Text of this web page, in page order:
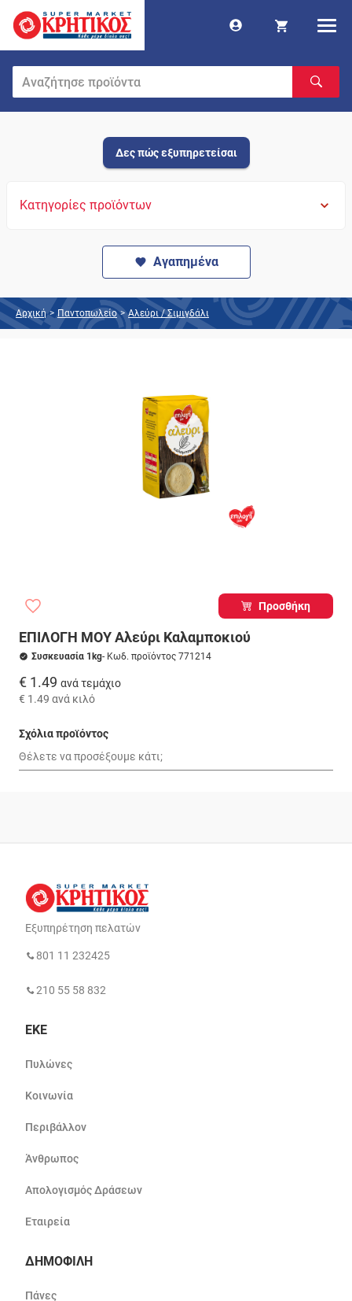
Δες πώς εξυπηρετείσαι
Κατηγορίες προϊόντων
Αγαπημένα
Αρχική > Παντοπωλείο > Αλεύρι / Σιμιγδάλι
Προσθήκη
ΕΠΙΛΟΓΗ ΜΟΥ Αλεύρι Καλαμποκιού
Συσκευασία 1kg- Κωδ. προϊόντος 771214
€ 1.49 ανά τεμάχιο
€ 1.49 ανά κιλό
Σχόλια προϊόντος
Εξυπηρέτηση πελατών
801 11 232425
210 55 58 832
ΕΚΕ
Πυλώνες
Κοινωνία
Περιβάλλον
Άνθρωπος
Απολογισμός Δράσεων
Εταιρεία
ΔΗΜΟΦΙΛΗ
Πάνες